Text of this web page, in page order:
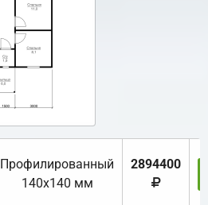
Профилированный
140х140 мм
2894400